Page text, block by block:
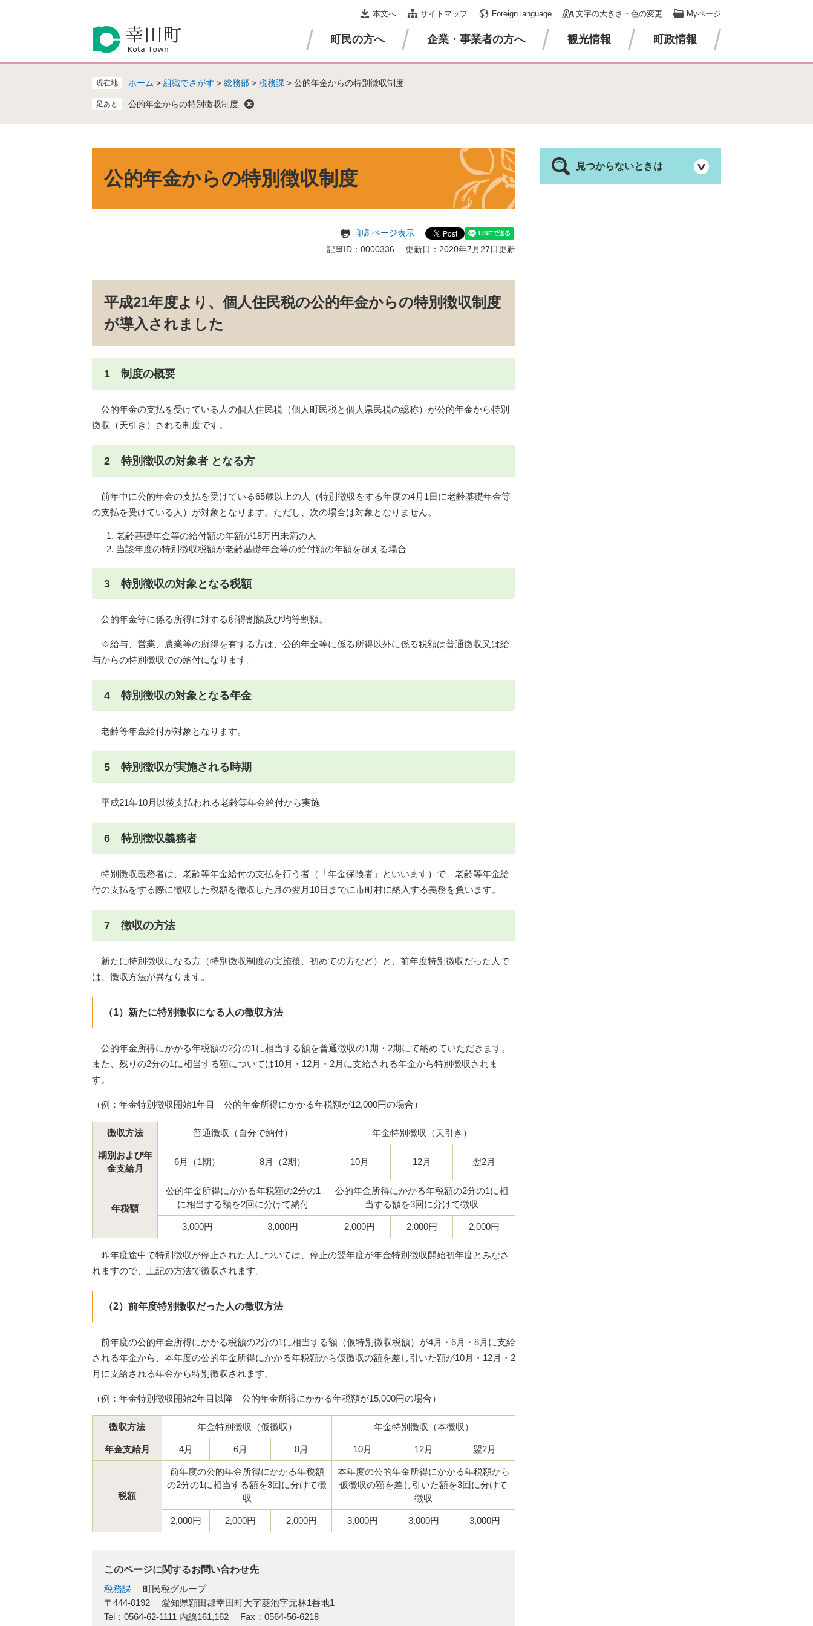
先
を
本
本文へ サイトマップ Foreign language 文字の大きさ・色の変更 Myページ
町民の方へ 企業・事業者の方へ 観光情報 町政情報
現在地 ホーム > 組織でさがす > 総務部 > 税務課 > 公的年金からの特別徴収制度
公的年金からの特別徴収制度
公的年金からの特別徴収制度
印刷ページ表示
記事ID：0000336
更新日：2020年7月27日更新
平成21年度より、個人住民税の公的年金からの特別徴収制度
が導入されました
1 制度の概要
公的年金の支払を受けている人の個人住民税（個人町民税と個人県民税の総称）が公的年金から特別
徴収（天引き）される制度です。
2 特別徴収の対象者 となる方
前年中に公的年金の支払を受けている65歳以上の人（特別徴収をする年度の4月1日に老齢基礎年金等
の支払を受けている人）が対象となります。ただし、次の場合は対象となりません。
老齢基礎年金等の給付額の年額が18万円未満の人
当該年度の特別徴収税額が老齢基礎年金等の給付額の年額を超える場合
3 特別徴収の対象となる税額
公的年金等に係る所得に対する所得割額及び均等割額。
※給与、営業、農業等の所得を有する方は、公的年金等に係る所得以外に係る税額は普通徴収又は給
与からの特別徴収での納付になります。
4 特別徴収の対象となる年金
老齢等年金給付が対象となります。
5 特別徴収が実施される時期
平成21年10月以後支払われる老齢等年金給付から実施
6 特別徴収義務者
特別徴収義務者は、老齢等年金給付の支払を行う者（「年金保険者」といいます）で、老齢等年金給
付の支払をする際に徴収した税額を徴収した月の翌月10日までに市町村に納入する義務を負います。
7 徴収の方法
新たに特別徴収になる方（特別徴収制度の実施後、初めての方など）と、前年度特別徴収だった人で
は、徴収方法が異なります。
（1）新たに特別徴収になる人の徴収方法
公的年金所得にかかる年税額の2分の1に相当する額を普通徴収の1期・2期にて納めていただきます。
また、残りの2分の1に相当する額については10月・12月・2月に支給される年金から特別徴収されま
す。
（例：年金特別徴収開始1年目 公的年金所得にかかる年税額が12,000円の場合）
徴収方法 普通徴収（自分で納付） 年金特別徴収（天引き）
期別および年
金支給月
6月（1期） 8月（2期） 10月 12月 翌2月
年税額
公的年金所得にかかる年税額の2分の1
に相当する額を2回に分けて納付
公的年金所得にかかる年税額の2分の1に相
当する額を3回に分けて徴収
3,000円 3,000円 2,000円 2,000円 2,000円
昨年度途中で特別徴収が停止された人については、停止の翌年度が年金特別徴収開始初年度とみなさ
れますので、上記の方法で徴収されます。
（2）前年度特別徴収だった人の徴収方法
前年度の公的年金所得にかかる税額の2分の1に相当する額（仮特別徴収税額）が4月・6月・8月に支給
される年金から、本年度の公的年金所得にかかる年税額から仮徴収の額を差し引いた額が10月・12月・2
月に支給される年金から特別徴収されます。
（例：年金特別徴収開始2年目以降 公的年金所得にかかる年税額が15,000円の場合）
徴収方法 年金特別徴収（仮徴収） 年金特別徴収（本徴収）
年金支給月 4月 6月 8月 10月 12月 翌2月
税額
前年度の公的年金所得にかかる年税額
の2分の1に相当する額を3回に分けて徴
収
本年度の公的年金所得にかかる年税額から
仮徴収の額を差し引いた額を3回に分けて
徴収
2,000円 2,000円 2,000円 3,000円 3,000円 3,000円
このページに関するお問い合わせ先
税務課
町民税グループ
〒444-0192
愛知県額田郡幸田町大字菱池字元林1番地1
Tel：0564-62-1111 内線161,162
Fax：0564-56-6218
見つからないときは